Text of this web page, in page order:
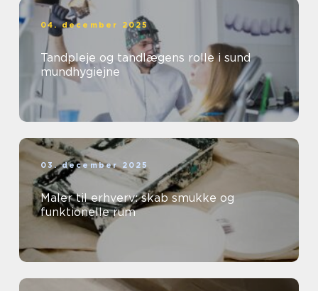
04. december 2025
Tandpleje og tandlægens rolle i sund
mundhygiejne
03. december 2025
Maler til erhverv: skab smukke og
funktionelle rum